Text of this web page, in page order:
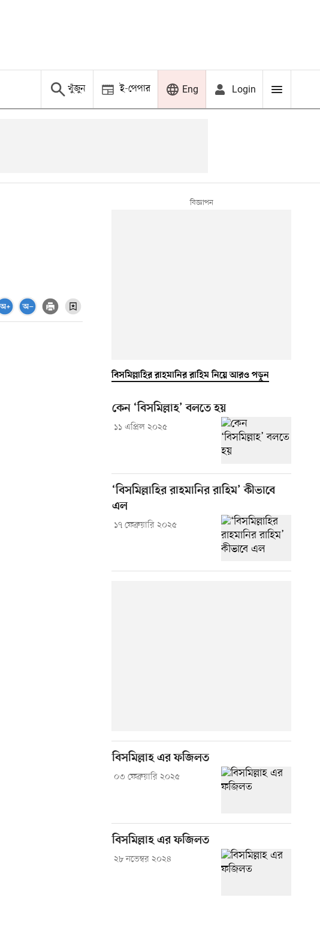
খুঁজুন ই-পেপার Eng Login
বিসমিল্লাহির রাহমানির রাহিম নিয়ে আরও পড়ুন
কেন ‘বিসমিল্লাহ’ বলতে হয়
১১ এপ্রিল ২০২৫
‘বিসমিল্লাহির রাহমানির রাহিম’ কীভাবে
এল
১৭ ফেব্রুয়ারি ২০২৫
বিসমিল্লাহ এর ফজিলত
০৩ ফেব্রুয়ারি ২০২৫
বিসমিল্লাহ এর ফজিলত
২৮ নভেম্বর ২০২৪